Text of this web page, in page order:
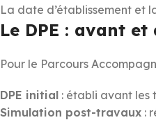
La date d’établissement et
Le DPE : avant et
Pour le Parcours
DPE initial : établi avant les
Simulation post-travaux :